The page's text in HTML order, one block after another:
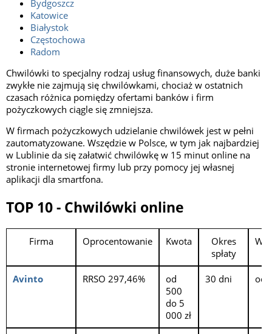
Bydgoszcz
Katowice
Białystok
Częstochowa
Radom
Chwilówki to specjalny rodzaj usług finansowych, duże banki
zwykłe nie zajmują się chwilówkami, chociaż w ostatnich
czasach różnica pomiędzy ofertami banków i firm
pożyczkowych ciągle się zmniejsza.
W firmach pożyczkowych udzielanie chwilówek jest w pełni
zautomatyzowane. Wszędzie w Polsce, w tym jak najbardziej
w Lublinie da się załatwić chwilówkę w 15 minut online na
stronie internetowej firmy lub przy pomocy jej własnej
aplikacji dla smartfona.
TOP 10 - Chwilówki online
Firma Oprocentowanie Kwota
Okres
spłaty
Avinto RRSO 297,46%
od
500
do 5
000 zł
30 dni od